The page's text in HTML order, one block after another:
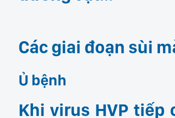
Các giai đoạn sùi
Ủ bệnh
Khi virus HVP tiếp